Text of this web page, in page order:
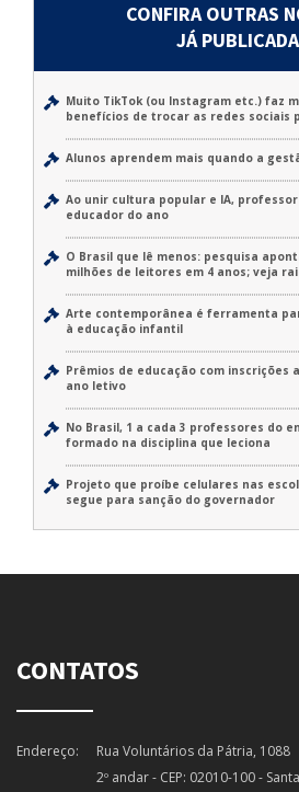
CONFIRA OUTRAS
JÁ
Muito TikTok (ou Instagram etc.) faz
benefícios de trocar as redes sociais
Alunos aprendem mais quando a
Ao unir cultura popular e IA,
educador do ano
O Brasil que lê menos: pesquisa
milhões de leitores em 4 anos; veja
Arte contemporânea é ferramenta
à educação infantil
Prêmios de educação com inscrições
ano letivo
No Brasil, 1 a cada 3 professores do
formado na disciplina que leciona
Projeto que proíbe celulares nas
segue para sanção do governador
CONTATOS
Endereço:
Rua Voluntários da Pátria, 1088
2º andar - CEP: 02010-100 -